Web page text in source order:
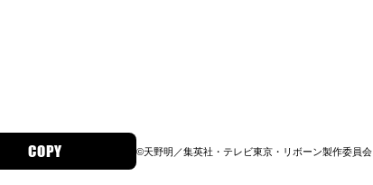
COPY ©︎天野明／集英社・テレビ東京・リボーン製作委員会